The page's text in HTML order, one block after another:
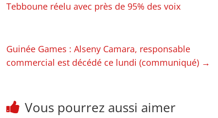
Tebboune réelu avec près de 95% des voix
Guinée Games : Alseny Camara, responsable
commercial est décédé ce lundi (communiqué) →
Vous pourrez aussi aimer